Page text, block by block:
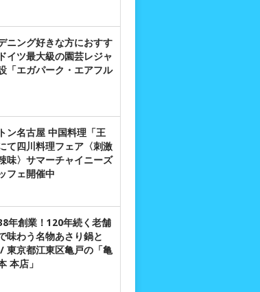
ニング好きな方におすす
イツ最大級の園芸レジャ
「エガパーク・エアフル
ン名古屋 中国料理「王
て四川料理フェア〈刺激
味〉サマーチャイニーズ
フェ開催中
年創業！120年続く老舗
味わう名物あさり鍋と
東京都江東区亀戸の「亀
本店」